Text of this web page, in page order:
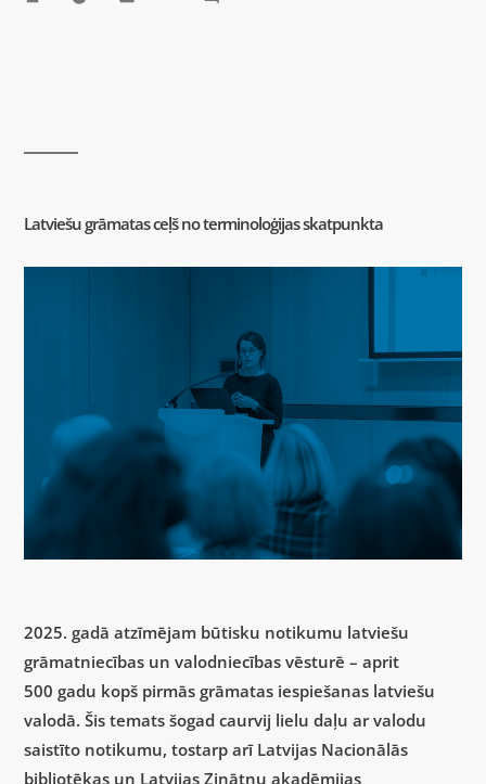
Latviešu grāmatas ceļš no terminoloģijas skatpunkta
2025. gadā atzīmējam būtisku notikumu latviešu
grāmatniecības un valodniecības vēsturē – aprit
500 gadu kopš pirmās grāmatas iespiešanas latviešu
valodā. Šis temats šogad caurvij lielu daļu ar valodu
saistīto notikumu, tostarp arī Latvijas Nacionālās
bibliotēkas un Latvijas Zinātņu akadēmijas